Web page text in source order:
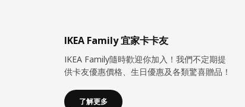
IKEA Family 宜家卡卡友
IKEA Family隨時歡迎你加入！我們不定期提
供卡友優惠價格、生日優惠及各類驚喜贈品！
了解更多